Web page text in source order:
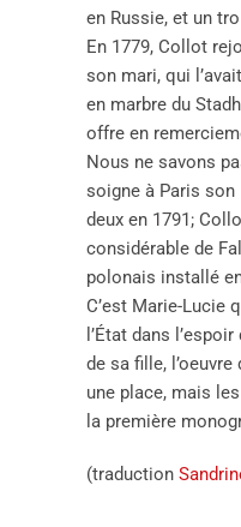
en Russie, et un
En 1779, Collot
son mari, qui
en marbre du
offre en
Nous ne savons
soigne à Paris son
deux en 1791;
considérable de
polonais installé
C’est Marie-Lucie
l’État dans
de sa fille,
une place, mais
la première
(traduction